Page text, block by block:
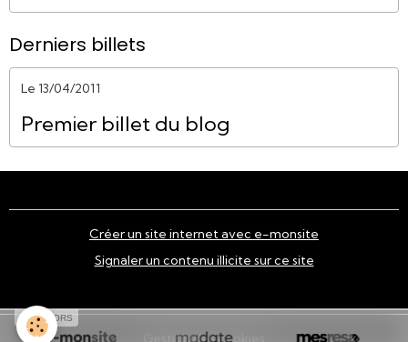
Derniers billets
Le 13/04/2011
Premier billet du blog
Créer un site internet avec e-monsite
Signaler un contenu illicite sur ce site
Gestion des cookies
SPONSORS